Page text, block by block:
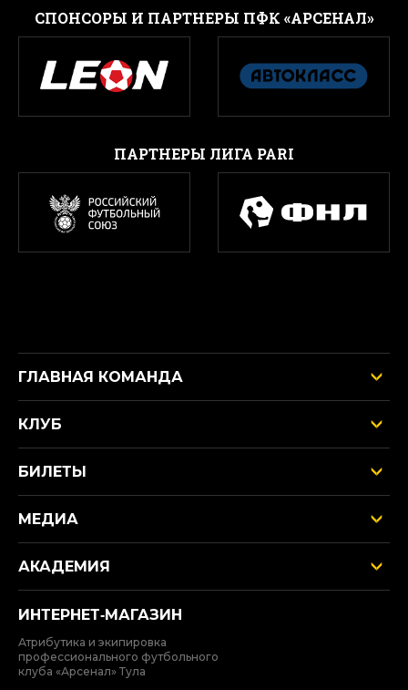
CПОНСОРЫ И ПАРТНЕРЫ ПФК «АРСЕНАЛ»
ПАРТНЕРЫ ЛИГА PARI
ГЛАВНАЯ КОМАНДА
КЛУБ
БИЛЕТЫ
МЕДИА
АКАДЕМИЯ
ИНТЕРНЕТ‑МАГАЗИН
Атрибутика и экипировка
профессионального футбольного
клуба «Арсенал» Тула